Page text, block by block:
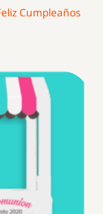
Cumpleaños